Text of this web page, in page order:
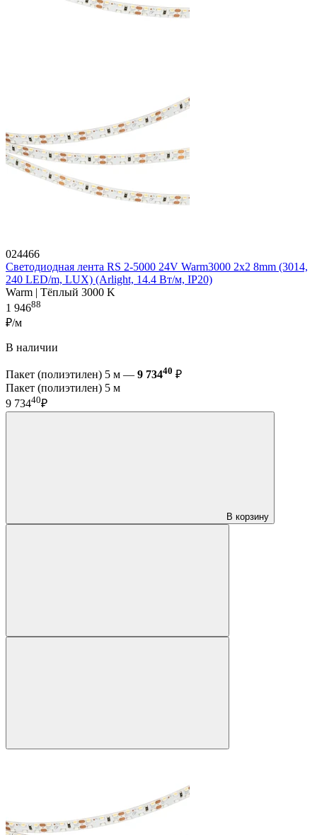
024466
Светодиодная лента RS 2-5000 24V Warm3000 2x2 8mm (3014,
240 LED/m, LUX) (Arlight, 14.4 Вт/м, IP20)
Warm | Тёплый 3000 K
1 94688
₽/м
В наличии
Пакет (полиэтилен) 5 м — 9 73440 ₽
Пакет (полиэтилен) 5 м
9 73440₽
В корзину